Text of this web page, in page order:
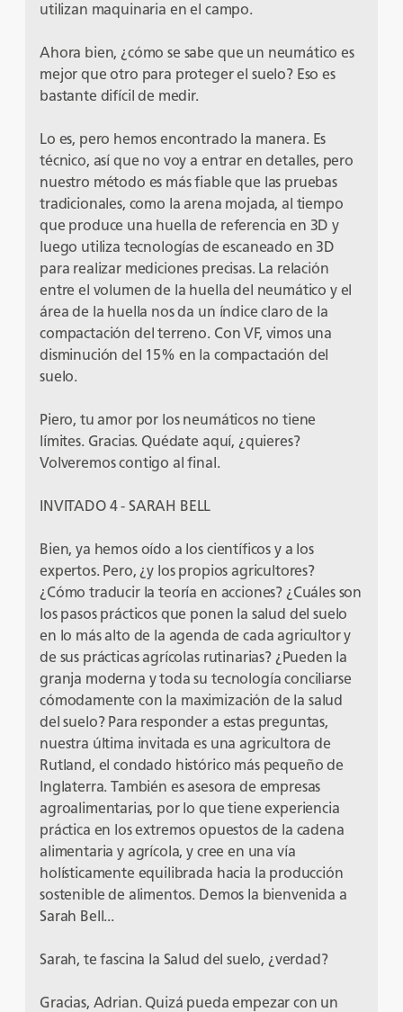
utilizan maquinaria en el campo.
Ahora bien, ¿cómo se sabe que un neumático es
mejor que otro para proteger el suelo? Eso es
bastante difícil de medir.
Lo es, pero hemos encontrado la manera. Es
técnico, así que no voy a entrar en detalles, pero
nuestro método es más fiable que las pruebas
tradicionales, como la arena mojada, al tiempo
que produce una huella de referencia en 3D y
luego utiliza tecnologías de escaneado en 3D
para realizar mediciones precisas. La relación
entre el volumen de la huella del neumático y el
área de la huella nos da un índice claro de la
compactación del terreno. Con VF, vimos una
disminución del 15% en la compactación del
suelo.
Piero, tu amor por los neumáticos no tiene
límites. Gracias. Quédate aquí, ¿quieres?
Volveremos contigo al final.
INVITADO 4 - SARAH BELL
Bien, ya hemos oído a los científicos y a los
expertos. Pero, ¿y los propios agricultores?
¿Cómo traducir la teoría en acciones? ¿Cuáles son
los pasos prácticos que ponen la salud del suelo
en lo más alto de la agenda de cada agricultor y
de sus prácticas agrícolas rutinarias? ¿Pueden la
granja moderna y toda su tecnología conciliarse
cómodamente con la maximización de la salud
del suelo? Para responder a estas preguntas,
nuestra última invitada es una agricultora de
Rutland, el condado histórico más pequeño de
Inglaterra. También es asesora de empresas
agroalimentarias, por lo que tiene experiencia
práctica en los extremos opuestos de la cadena
alimentaria y agrícola, y cree en una vía
holísticamente equilibrada hacia la producción
sostenible de alimentos. Demos la bienvenida a
Sarah Bell...
Sarah, te fascina la Salud del suelo, ¿verdad?
Gracias, Adrian. Quizá pueda empezar con un